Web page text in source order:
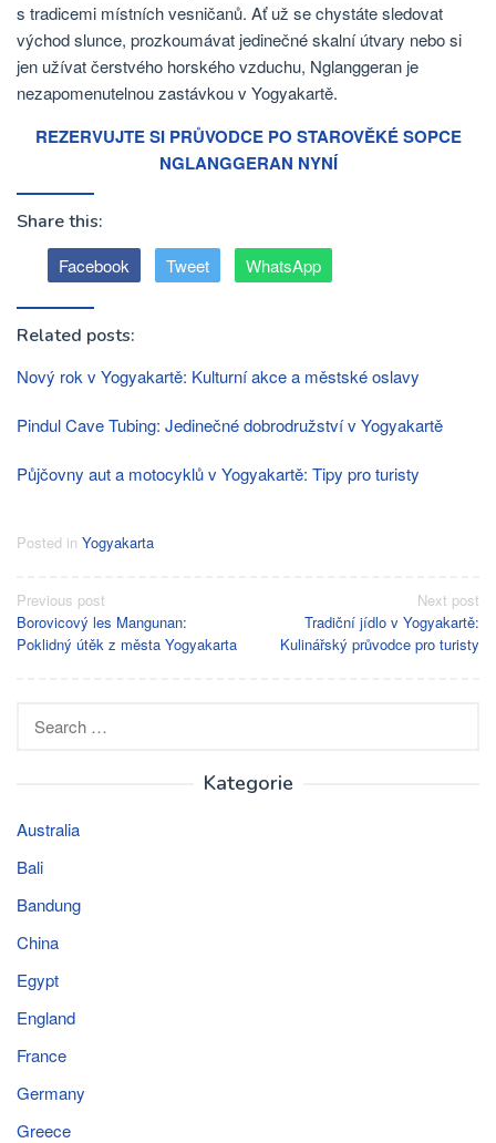
s tradicemi místních vesničanů. Ať už se chystáte sledovat
východ slunce, prozkoumávat jedinečné skalní útvary nebo si
jen užívat čerstvého horského vzduchu, Nglanggeran je
nezapomenutelnou zastávkou v Yogyakartě.
REZERVUJTE SI PRŮVODCE PO STAROVĚKÉ SOPCE
NGLANGGERAN NYNÍ
Share this:
Facebook Tweet WhatsApp
Related posts:
Nový rok v Yogyakartě: Kulturní akce a městské oslavy
Pindul Cave Tubing: Jedinečné dobrodružství v Yogyakartě
Půjčovny aut a motocyklů v Yogyakartě: Tipy pro turisty
Posted in Yogyakarta
Post
navigation
Previous post
Borovicový les Mangunan:
Poklidný útěk z města Yogyakarta
Next post
Tradiční jídlo v Yogyakartě:
Kulinářský průvodce pro turisty
for:
Kategorie
Australia
Bali
Bandung
China
Egypt
England
France
Germany
Greece